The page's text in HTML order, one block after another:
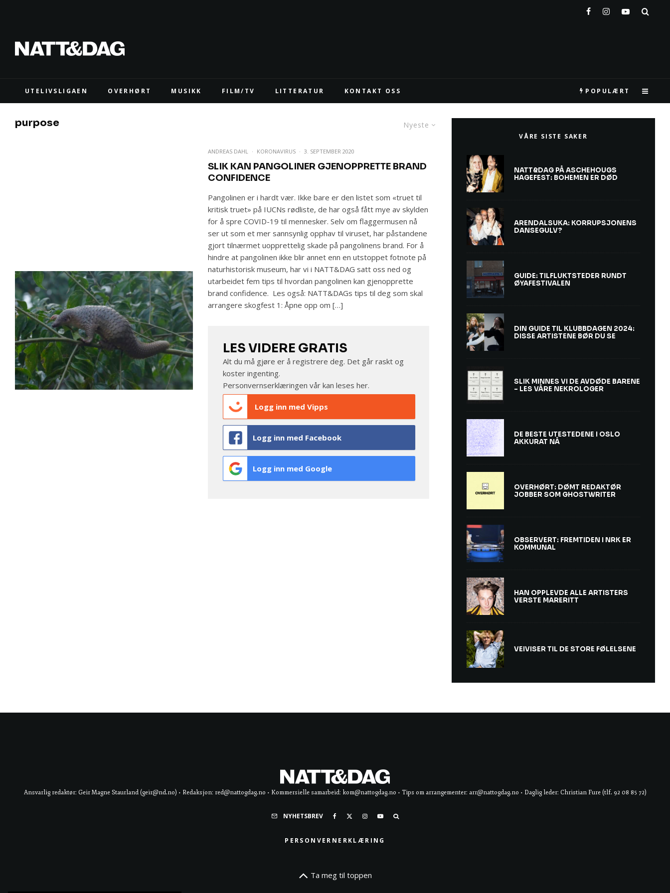
UTELIVSLIGAEN OVERHØRT MUSIKK FILM/TV LITTERATUR KONTAKT OSS POPULÆRT
Nyeste
purpose
ANDREAS DAHL · KORONAVIRUS · 3. SEPTEMBER 2020
SLIK KAN PANGOLINER GJENOPPRETTE BRAND
CONFIDENCE
Pangolinen er i hardt vær. Ikke bare er den listet som «truet til
kritisk truet» på IUCNs rødliste, de har også fått mye av skylden
for å spre COVID-19 til mennesker. Selv om flaggermusen nå
ser ut som et mer sannsynlig opphav til viruset, har påstandene
gjort tilnærmet uopprettelig skade på pangolinens brand. For å
hindre at pangolinen ikke blir annet enn en utstoppet fotnote på
naturhistorisk museum, har vi i NATT&DAG satt oss ned og
utarbeidet fem tips til hvordan pangolinen kan gjenopprette
brand confidence. Les også: NATT&DAGs tips til deg som skal
arrangere skogfest 1: Åpne opp om […]
LES VIDERE GRATIS
Alt du må gjøre er å registrere deg. Det går raskt og
koster ingenting.
Personvernserklæringen vår kan lesesher.
Logg inn med Vipps
Logg inn med Facebook
Logg inn med Google
VÅRE SISTE SAKER
NATT&DAG PÅ ASCHEHOUGS
HAGEFEST: BOHEMEN ER DØD
ARENDALSUKA: KORRUPSJONENS
DANSEGULV?
GUIDE: TILFLUKTSTEDER RUNDT
ØYAFESTIVALEN
DIN GUIDE TIL KLUBBDAGEN 2024:
DISSE ARTISTENE BØR DU SE
SLIK MINNES VI DE AVDØDE BARENE
– LES VÅRE NEKROLOGER
DE BESTE UTESTEDENE I OSLO
AKKURAT NÅ
OVERHØRT: DØMT REDAKTØR
JOBBER SOM GHOSTWRITER
OBSERVERT: FREMTIDEN I NRK ER
KOMMUNAL
HAN OPPLEVDE ALLE ARTISTERS
VERSTE MARERITT
VEIVISER TIL DE STORE FØLELSENE
Ansvarlig redaktør: Geir Magne Staurland (geir@nd.no) • Redaksjon: red@nattogdag.no • Kommersielle samarbeid: kom@nattogdag.no • Tips om arrangementer: arr@nattogdag.no • Daglig leder: Christian Fure (tlf. 92 08 85 72)
NYHETSBREV
PERSONVERNERKLÆRING
Ta meg til toppen